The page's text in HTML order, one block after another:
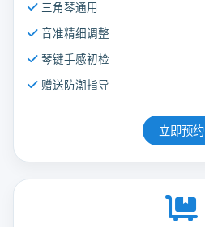
三角琴通用
音准精细调整
琴键手感初检
赠送防潮指导
立即预约